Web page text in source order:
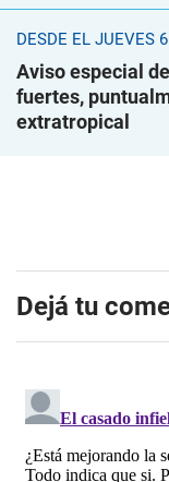
DESDE EL JUEVES 6
Aviso especial
fuertes,
extratropical
Dejá tu